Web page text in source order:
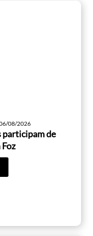
08/2026
participam de